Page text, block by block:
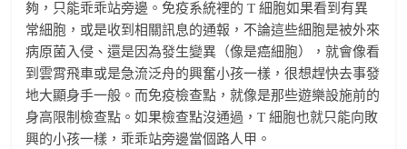
夠，只能乖乖站旁邊。免疫系統裡的 T 細胞如果看到有異
常細胞，或是收到相關訊息的通報，不論這些細胞是被外來
病原菌入侵、還是因為發生變異（像是癌細胞），就會像看
到雲霄飛車或是急流泛舟的興奮小孩一樣，很想趕快去事發
地大顯身手一般。而免疫檢查點，就像是那些遊樂設施前的
身高限制檢查點。如果檢查點沒通過，T 細胞也就只能向敗
興的小孩一樣，乖乖站旁邊當個路人甲。